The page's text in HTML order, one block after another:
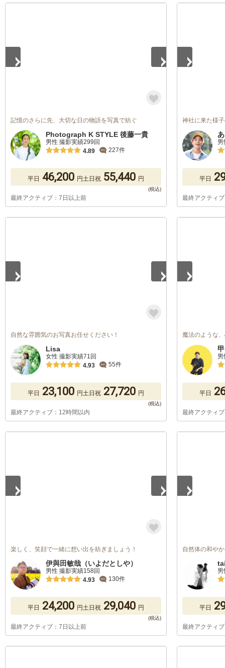
記憶のさらに先、大切な日の物語を写真で紡ぐ
Photograph K STYLE 後藤一貴
男性 撮影実績299回
4.89
227件
平日 46,200 円土日祝 55,440 円
最終アクティブ：7日以上前
神社に来た様
平日
最終アクティ
自然な雰囲気のお写真お任せください！
Lisa
女性 撮影実績71回
4.93
55件
平日 23,100 円土日祝 27,720 円
最終アクティブ：12時間以内
魔法のような
平日
最終アクティ
楽しく、笑顔で一緒に想い出を紡ぎましょう！
伊與田敏哉（いよだとしや）
男性 撮影実績158回
4.93
130件
平日 24,200 円土日祝 29,040 円
最終アクティブ：7日以上前
自然体の和や
平日
最終アクティ